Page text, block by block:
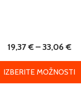
19,37€–33,06€
IZBERITE MOŽNOSTI